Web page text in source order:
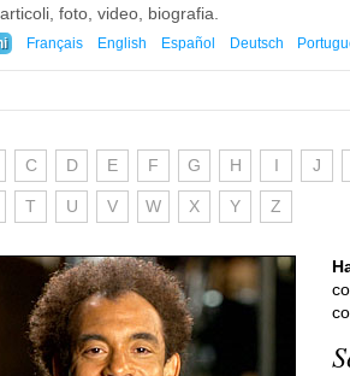
foto, video, biografia.
Français English Español Deutsch
C D E F G H I J
T U V W X Y Z